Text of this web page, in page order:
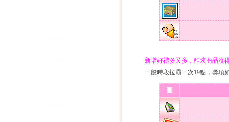
新增好禮多又多，酷炫商品沒
一般時段拉霸一次19點，獎項
圖